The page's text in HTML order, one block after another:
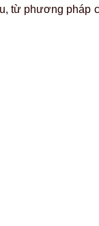
từ phương pháp